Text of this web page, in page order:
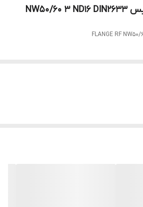
فلنج گلودار ریس فیس NW50/60 3 ND16 DIN2633
FLANGE RF